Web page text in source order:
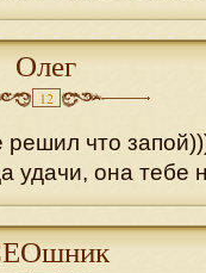
Олег
12
что
удачи, она тебе